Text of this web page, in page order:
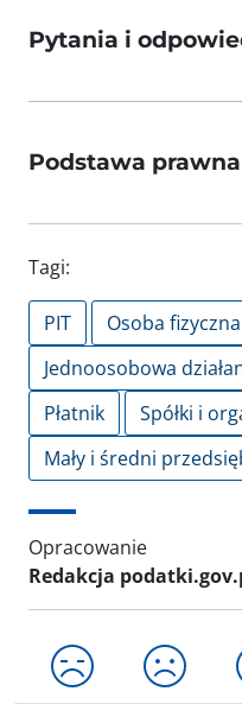
Pytania i
Podstawa prawna
Tagi:
PIT
Osoba fizyczna
Jednoosobowa
Płatnik
Spółki i
Mały i średni
Opracowanie
Redakcja